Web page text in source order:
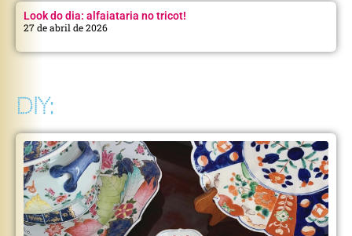
Look do dia: alfaiataria no tricot!
27 de abril de 2026
DIY: